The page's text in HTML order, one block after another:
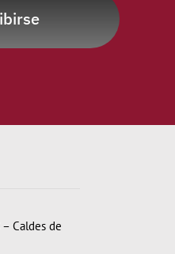
Caldes de